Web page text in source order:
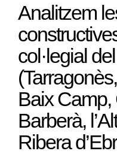
Analitzem
col·legial
Baix
Barberà,
Ribera